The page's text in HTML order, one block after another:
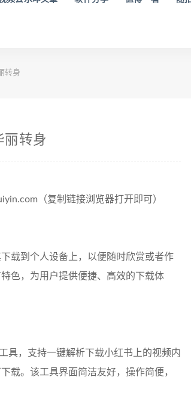
转身
丽转身
（复制链接浏览器打开即可）
载到个人设备上，以便随时欣赏或者作
色，为用户提供便捷、高效的下载体
具，支持一键解析下载小红书上的视频内
载。该工具界面简洁友好，操作简便，